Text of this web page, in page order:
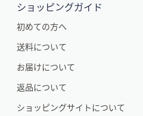
ショッピングガイド
初めての方へ
送料について
お届けについて
返品について
ショッピングサイトについて